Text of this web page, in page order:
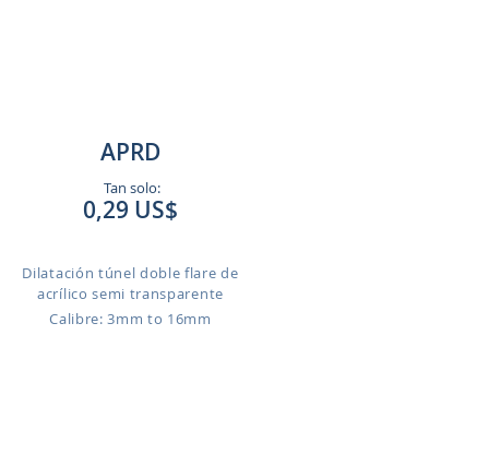
APRD
Tan solo:
0,29 US$
Dilatación túnel doble flare de
acrílico semi transparente
Calibre: 3mm to 16mm